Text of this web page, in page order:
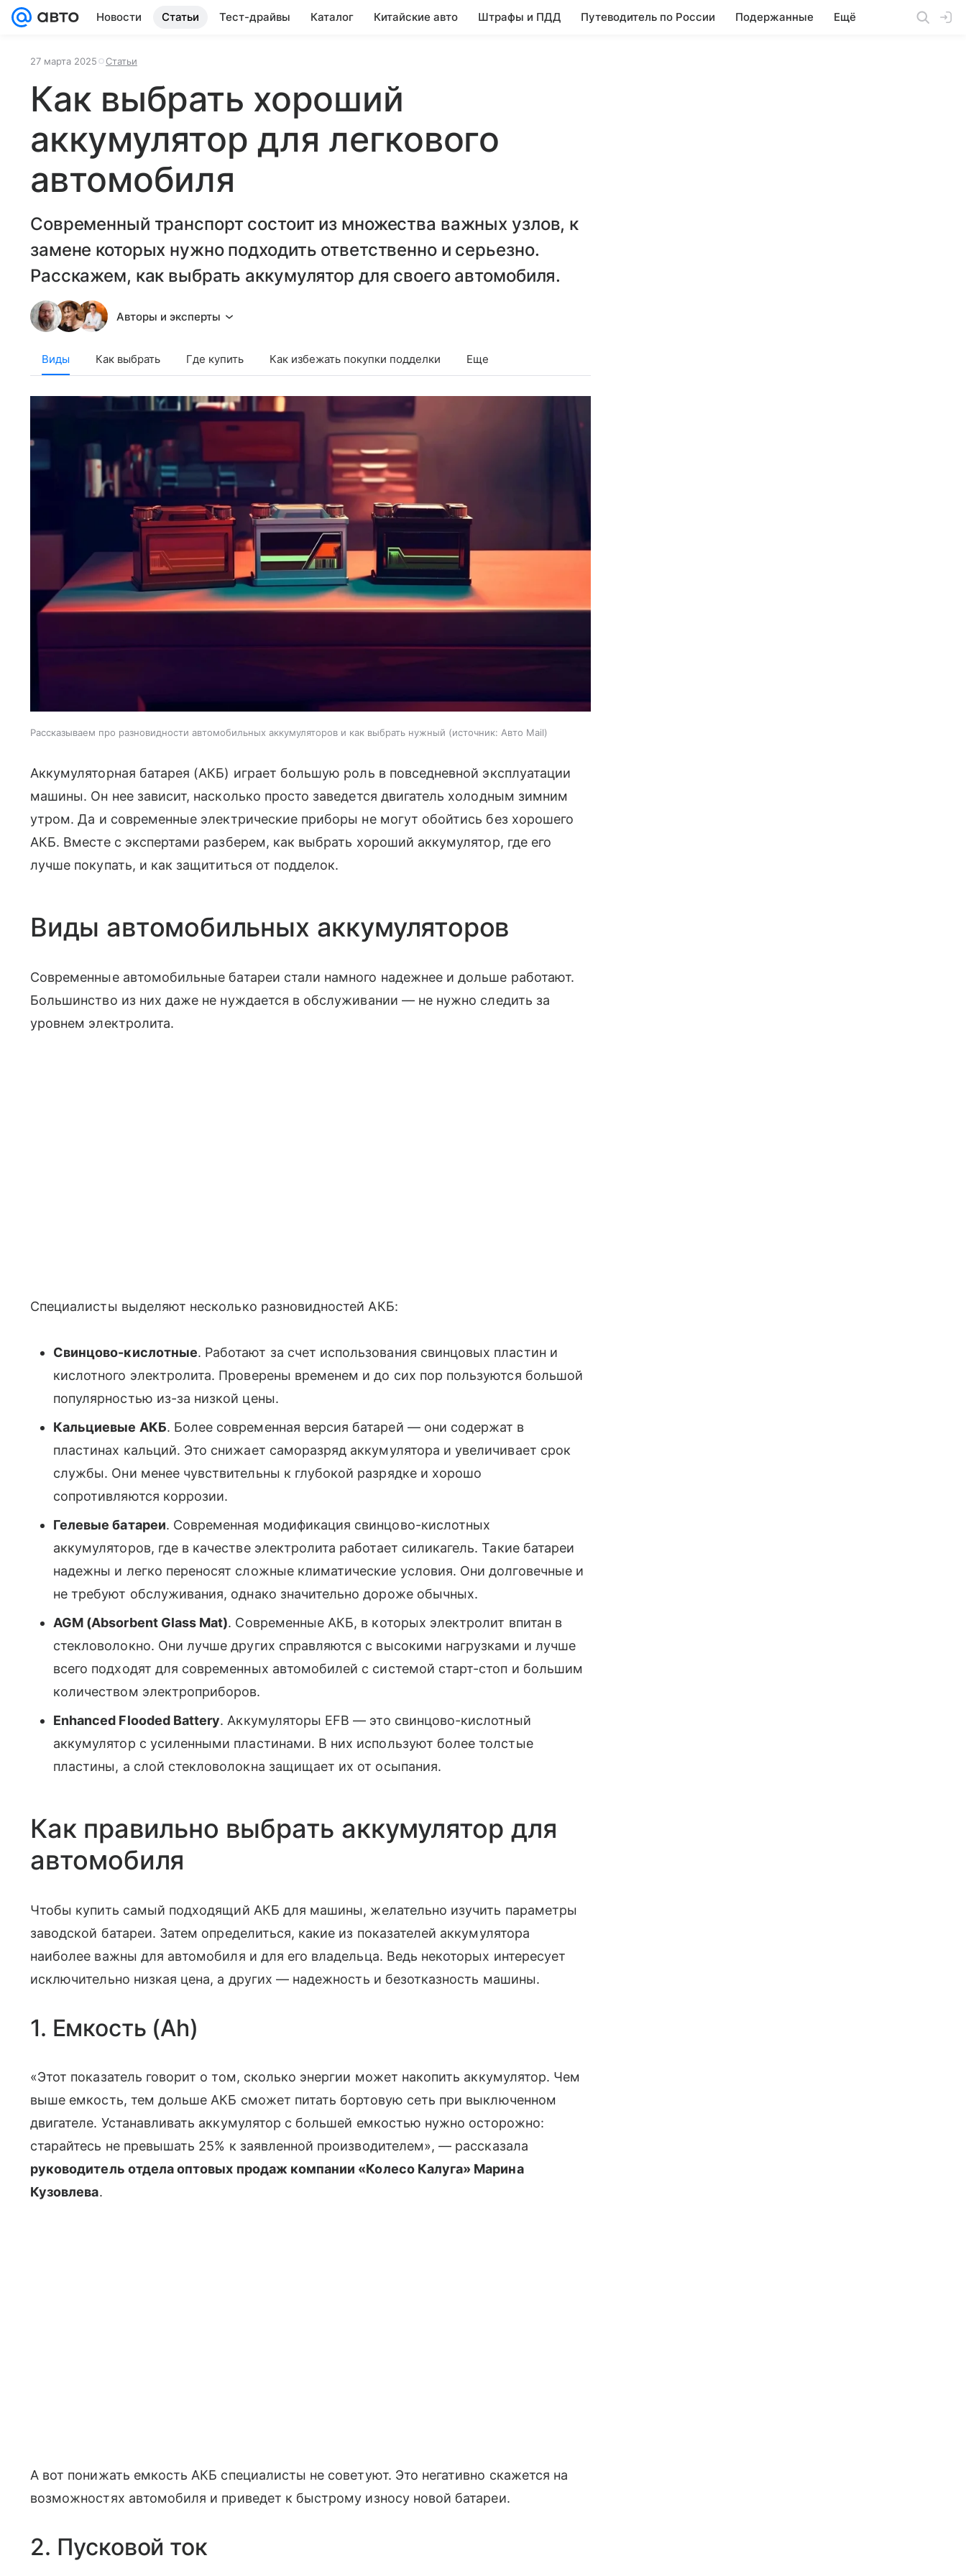
Новости Статьи Тест-драйвы Каталог Китайские авто Штрафы и ПДД Путеводитель по России Подержанные Ещё
27 марта 2025 Статьи
Как выбрать хороший
аккумулятор для легкового
автомобиля
Современный транспорт состоит из множества важных узлов, к
замене которых нужно подходить ответственно и серьезно.
Расскажем, как выбрать аккумулятор для своего автомобиля.
Авторы и эксперты
Виды Как выбрать Где купить Как избежать покупки подделки Еще
Рассказываем про разновидности автомобильных аккумуляторов и как выбрать нужный источник: Авто Mail
Аккумуляторная батарея (АКБ) играет большую роль в повседневной эксплуатации
машины. Он нее зависит, насколько просто заведется двигатель холодным зимним
утром. Да и современные электрические приборы не могут обойтись без хорошего
АКБ. Вместе с экспертами разберем, как выбрать хороший аккумулятор, где его
лучше покупать, и как защититься от подделок.
Виды автомобильных аккумуляторов
Современные автомобильные батареи стали намного надежнее и дольше работают.
Большинство из них даже не нуждается в обслуживании — не нужно следить за
уровнем электролита.
Специалисты выделяют несколько разновидностей АКБ:
Свинцово-кислотные. Работают за счет использования свинцовых пластин и
кислотного электролита. Проверены временем и до сих пор пользуются большой
популярностью из-за низкой цены.
Кальциевые АКБ. Более современная версия батарей — они содержат в
пластинах кальций. Это снижает саморазряд аккумулятора и увеличивает срок
службы. Они менее чувствительны к глубокой разрядке и хорошо
сопротивляются коррозии.
Гелевые батареи. Современная модификация свинцово-кислотных
аккумуляторов, где в качестве электролита работает силикагель. Такие батареи
надежны и легко переносят сложные климатические условия. Они долговечные и
не требуют обслуживания, однако значительно дороже обычных.
AGM (Absorbent Glass Mat). Современные АКБ, в которых электролит впитан в
стекловолокно. Они лучше других справляются с высокими нагрузками и лучше
всего подходят для современных автомобилей с системой старт-стоп и большим
количеством электроприборов.
Enhanced Flooded Battery. Аккумуляторы EFB — это свинцово-кислотный
аккумулятор с усиленными пластинами. В них используют более толстые
пластины, а слой стекловолокна защищает их от осыпания.
Как правильно выбрать аккумулятор для
автомобиля
Чтобы купить самый подходящий АКБ для машины, желательно изучить параметры
заводской батареи. Затем определиться, какие из показателей аккумулятора
наиболее важны для автомобиля и для его владельца. Ведь некоторых интересует
исключительно низкая цена, а других — надежность и безотказность машины.
1. Емкость (Ah)
«Этот показатель говорит о том, сколько энергии может накопить аккумулятор. Чем
выше емкость, тем дольше АКБ сможет питать бортовую сеть при выключенном
двигателе. Устанавливать аккумулятор с большей емкостью нужно осторожно:
старайтесь не превышать 25% к заявленной производителем», — рассказала
руководитель отдела оптовых продаж компании «Колесо Калуга» Марина
Кузовлева.
А вот понижать емкость АКБ специалисты не советуют. Это негативно скажется на
возможностях автомобиля и приведет к быстрому износу новой батареи.
2. Пусковой ток